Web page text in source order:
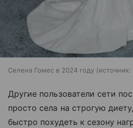
Селена Гомес в 2024 году источник:
Другие пользователи сети
просто села на строгую
быстро похудеть к сезону